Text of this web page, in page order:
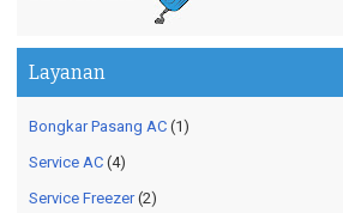
Layanan
Bongkar Pasang AC (1)
Service AC (4)
Service Freezer (2)